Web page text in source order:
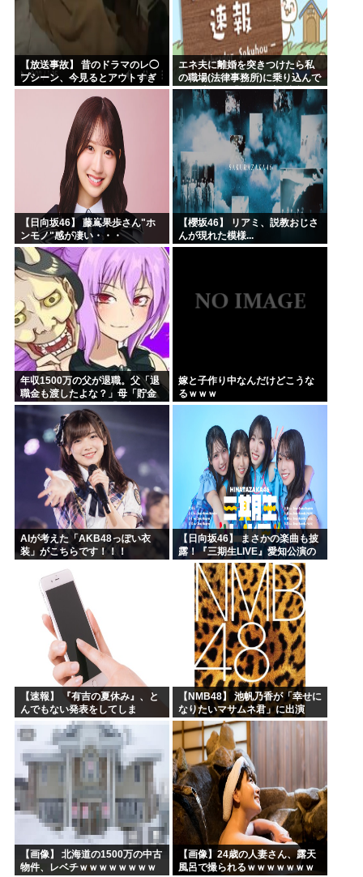
【放送事故】 昔のドラマのレ◯
プシーン、今見るとアウトすぎ
る・・・
エネ夫に離婚を突きつけたら私
の職場(法律事務所)に乗り込んで
きた 堂々と「離婚の法律相談で
す。母の薦めでこちらに参りま
した」と言っているが、...
【日向坂46】 藤嶌果歩さん"ホ
ンモノ"感が凄い・・・
【櫻坂46】 リアミ、説教おじさ
んが現れた模様...
年収1500万の父が退職。父「退
職金も渡したよな？」母「貯金
なんてないよー」父「全部なく
なったの！？」→予想外の返事
に家族騒然となり…
嫁と子作り中なんだけどこうな
るｗｗｗ
AIが考えた「AKB48っぽい衣
装」がこちらです！！！
【日向坂46】 まさかの楽曲も披
露！『三期生LIVE』愛知公演の
レポがこちら
【速報】 『有吉の夏休み』、と
んでもない発表をしてしま
う！！！！！
【NMB48】 池帆乃香が「幸せに
なりたいマサムネ君」に出演
【画像】 北海道の1500万の中古
物件、レベチｗｗｗｗｗｗｗｗ
【画像】24歳の人妻さん、露天
風呂で撮られるｗｗｗｗｗｗｗ